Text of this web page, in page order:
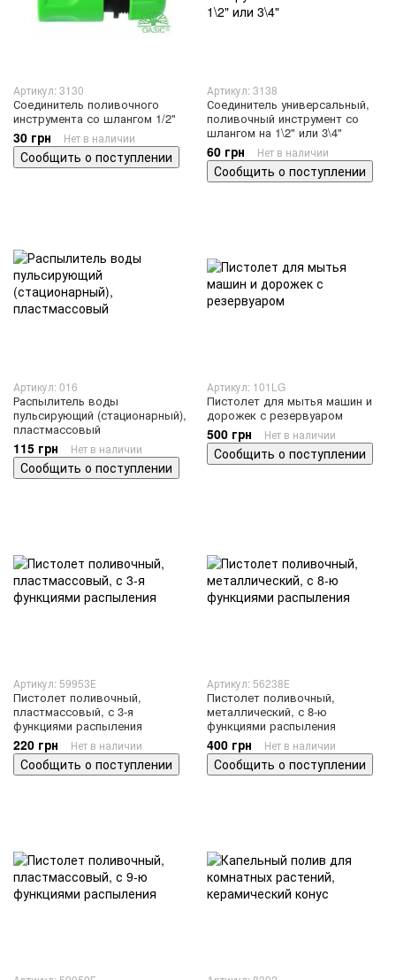
Артикул: 3130
Соединитель поливочного
инструмента со шлангом 1/2"
30 грн Нет в наличии
Сообщить о поступлении
Артикул: 3138
Соединитель универсальный,
поливочный инструмент со
шлангом на 1\2" или 3\4"
60 грн Нет в наличии
Сообщить о поступлении
Артикул: 016
Распылитель воды
пульсирующий (стационарный),
пластмассовый
115 грн Нет в наличии
Сообщить о поступлении
Артикул: 101LG
Пистолет для мытья машин и
дорожек с резервуаром
500 грн Нет в наличии
Сообщить о поступлении
Артикул: 59953Е
Пистолет поливочный,
пластмассовый, с 3-я
функциями распыления
220 грн Нет в наличии
Сообщить о поступлении
Артикул: 56238Е
Пистолет поливочный,
металлический, с 8-ю
функциями распыления
400 грн Нет в наличии
Сообщить о поступлении